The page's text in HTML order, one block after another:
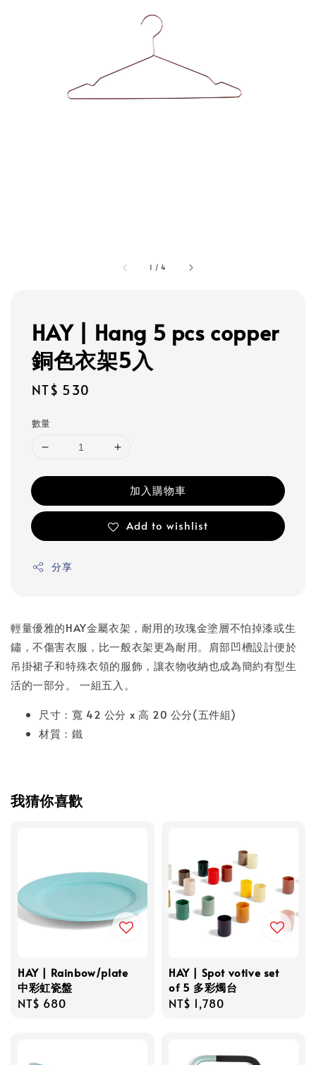
1 /4
HAY | Hang 5 pcs copper
銅色衣架5入
Regular
NT$ 530
數量
加入購物車
Add to wishlist
分享
輕量優雅的HAY金屬衣架，耐用的玫瑰金塗層不怕掉漆或生
鏽，不傷害衣服，比一般衣架更為耐用。肩部凹槽設計便於
吊掛裙子和特殊衣領的服飾，讓衣物收納也成為簡約有型生
活的一部分。 一組五入。
尺寸：寬 42 公分 x 高 20 公分(五件組)
材質：鐵
我猜你喜歡
HAY | Rainbow/plate
中彩虹瓷盤
Regular
NT$ 680
HAY | Spot votive set
of 5 多彩燭台
Regular
NT$ 1,780